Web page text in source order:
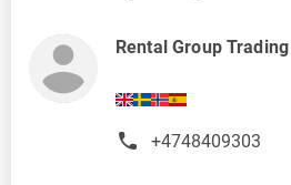
Rental Group
+4748409303